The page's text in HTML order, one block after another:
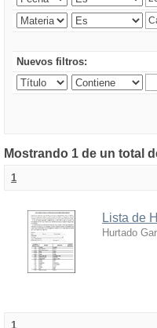
Nuevos filtros:
Mostrando 1 de un total
1
Lista de
Hurtado
1